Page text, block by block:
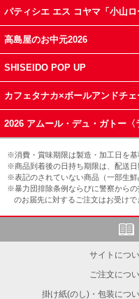
パティシエ エス コヤマ「小山
高島屋のお中元2026
SHISEIDO POP UP
カフェタナカ×ボールアンドチェ
2026 アムール・デュ・ガトー〈
※消費・賞味期限は製造・加工日を基
※商品到着後の日持ち期限は、配送日
※表記のされていない商品（一部生鮮
※暴力団排除条例ならびに警察から
のお届先に対するご注文はお受けで
サイトにつ
ご注文につ
掛け紙(のし)・包装につ